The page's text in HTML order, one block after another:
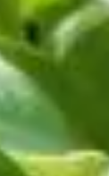
attention à
comment